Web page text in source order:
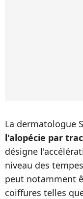
La dermatologue
l'alopécie par
désigne
niveau des
peut notamment
coiffures telles